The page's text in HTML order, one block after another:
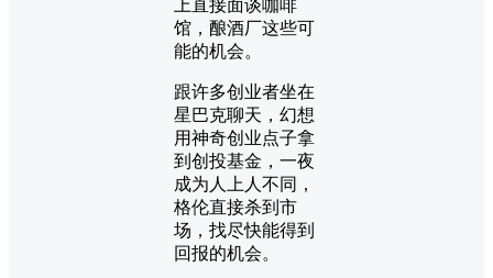
上直接面谈咖啡
馆，酿酒厂这些可
能的机会。
跟许多创业者坐在
星巴克聊天，幻想
用神奇创业点子拿
到创投基金，一夜
成为人上人不同，
格伦直接杀到市
场，找尽快能得到
回报的机会。